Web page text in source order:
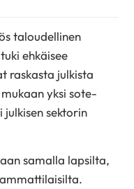
taloudellinen
ehkäisee
raskasta julkista
yksi sote-
julkisen sektorin
samalla lapsilta,